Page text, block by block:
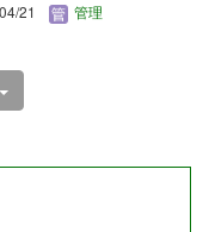
21 管理